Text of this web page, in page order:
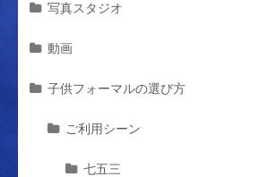
写真スタジオ
動画
子供フォーマルの選び方
ご利用シーン
七五三